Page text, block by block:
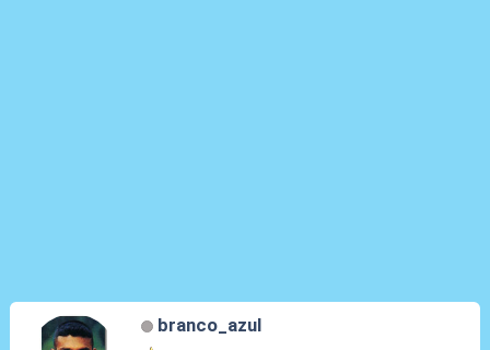
branco_azul